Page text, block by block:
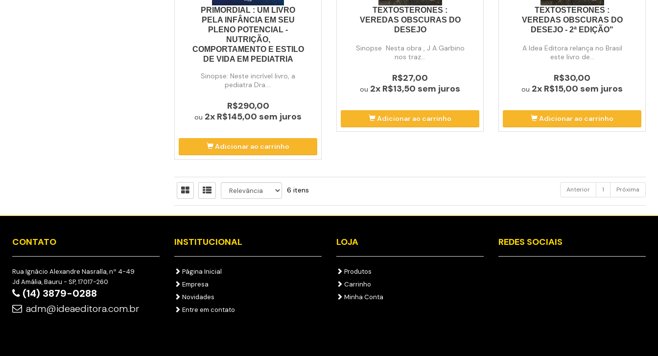
PRIMORDIAL : UM LIVRO
PELA INFÂNCIA EM SEU
PLENO POTENCIAL -
NUTRIÇÃO,
COMPORTAMENTO E ESTILO
DE VIDA EM PEDIATRIA
Sinopse: Neste incrível livro, a
pediatra Dra....
R$290,00
ou 2x R$145,00 sem juros
Adicionar ao carrinho
TEXTOSTERONES :
VEREDAS OBSCURAS DO
DESEJO
Sinopse Nesta obra , J A Garbino
nos traz...
R$27,00
ou 2x R$13,50 sem juros
Adicionar ao carrinho
TEXTOSTERONES :
VEREDAS OBSCURAS DO
DESEJO - 2ª EDIÇÃO"
A Idea Editora relança no Brasil
este livro de...
R$30,00
ou 2x R$15,00 sem juros
Adicionar ao carrinho
6 itens Anterior 1 Próxima
CONTATO
Rua Ignácio Alexandre Nasralla, nº 4-49
Jd Amália, Bauru - SP, 17017-260
(14) 3879-0288
adm@ideaeditora.com.br
INSTITUCIONAL
Página Inicial
Empresa
Novidades
Entre em contato
LOJA
Produtos
Carrinho
Minha Conta
REDES SOCIAIS